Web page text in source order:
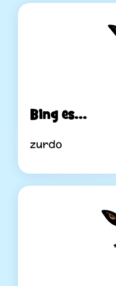
Bing es...
zurdo